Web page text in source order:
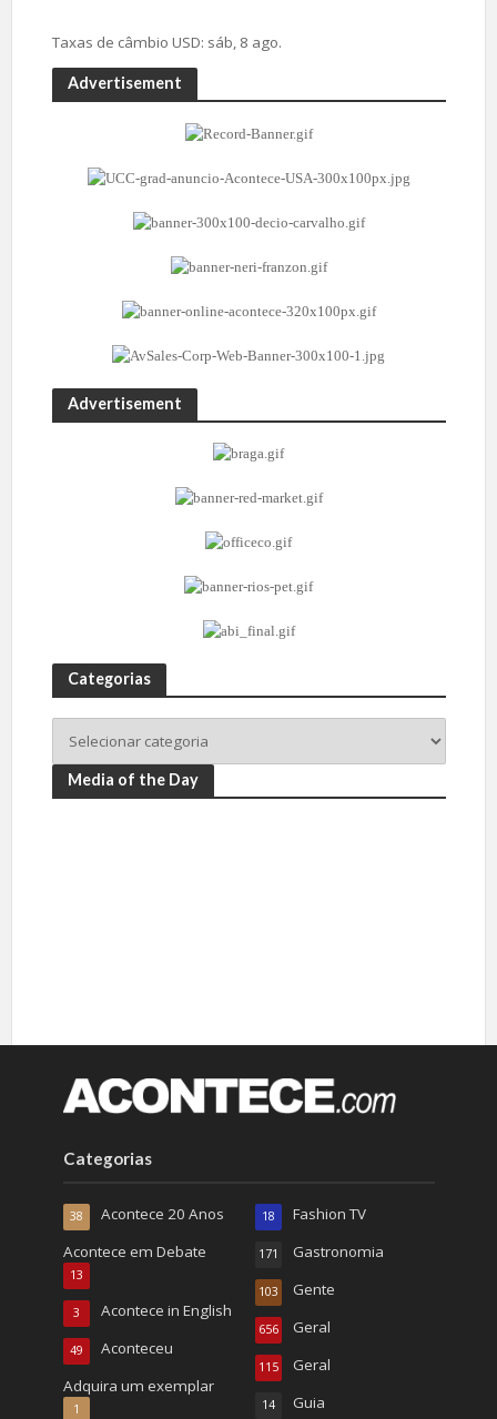
Taxas de câmbio USD: sáb, 8 ago.
Advertisement
Advertisement
Categorias
Media of the Day
Categorias
Acontece 20 Anos
38
Acontece em Debate
13
Acontece in English
3
Aconteceu
49
Adquira um exemplar
1
Fashion TV
18
Gastronomia
171
Gente
103
Geral
656
Geral
115
Guia
14